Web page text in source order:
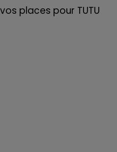
places pour TUTU